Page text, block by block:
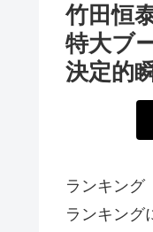
竹田恒
特大ブ
決定的
ランキング
ランキング